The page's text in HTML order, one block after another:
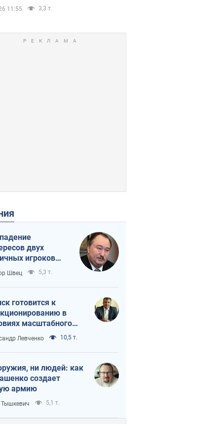
11:55 3,3 т.
двух
игроков
тайный план
и Путина?
Швец 5,3 т.
готовится к
в
масштабного
кризиса
Левченко 10,5 т.
ни людей: как
создает
армию
Тышкевич 5,1 т.